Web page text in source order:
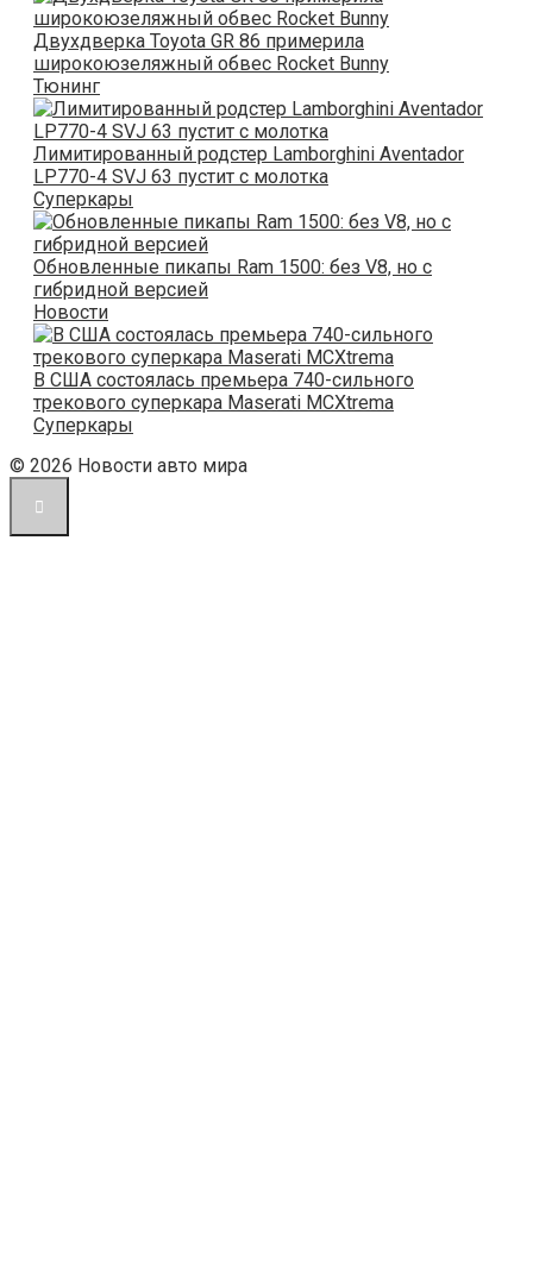
Двухдверка Toyota GR 86 примерила
широкоюзеляжный обвес Rocket Bunny
Тюнинг
Лимитированный родстер Lamborghini Aventador
LP770-4 SVJ 63 пустит с молотка
Суперкары
Обновленные пикапы Ram 1500: без V8, но с
гибридной версией
Новости
В США состоялась премьера 740-сильного
трекового суперкара Maserati MCXtrema
Суперкары
© 2026 Новости авто мира